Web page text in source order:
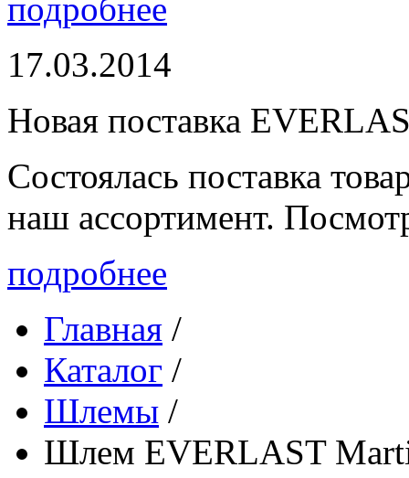
подробнее
17.03.2014
Новая поставка
Состоялась поставка
наш ассортимент.
подробнее
Главная /
Каталог /
Шлемы /
Шлем EVERLAST